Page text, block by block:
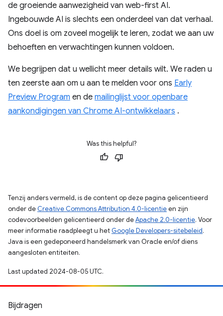
de groeiende aanwezigheid van web-first AI.
Ingebouwde AI is slechts een onderdeel van dat verhaal.
Ons doel is om zoveel mogelijk te leren, zodat we aan uw
behoeften en verwachtingen kunnen voldoen.
We begrijpen dat u wellicht meer details wilt. We raden u
ten zeerste aan om u aan te melden voor ons Early
Preview Program en de mailinglijst voor openbare
aankondigingen van Chrome AI-ontwikkelaars .
Was this helpful?
Tenzij anders vermeld, is de content op deze pagina gelicentieerd
onder de Creative Commons Attribution 4.0-licentieen zijn
codevoorbeelden gelicentieerd onder deApache 2.0-licentie. Voor
meer informatie raadpleegt u het Google Developers-sitebeleid.
Java is een gedeponeerd handelsmerk van Oracle en/of diens
aangesloten entiteiten.
Last updated 2024-08-05 UTC.
Bijdragen